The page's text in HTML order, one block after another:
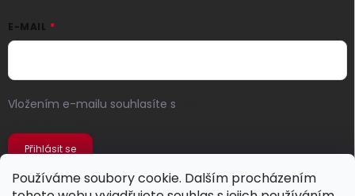
Používáme soubory cookie. Dalším procházením
E-MAIL
Vložením e-mailu souhlasíte s
Přihlásit se